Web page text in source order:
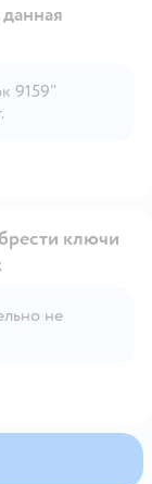
9159"
ключи
не